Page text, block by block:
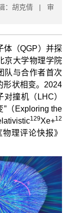
：胡克倩 | 审
体（QGP）并探
京大学物理学院
队与合作者首次
形状相变。2024
撞机（LHC）
（Exploring the
129Xe+12
理评论快报》